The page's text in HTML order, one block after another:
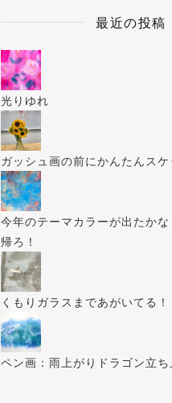
最近の投稿
光りゆれ
ガッシュ画の前にかんたんスケ
今年のテーマカラーが出たか
帰ろ！
くもりガラスまであがいてる！
ペン画：雨上がりドラゴン立ち